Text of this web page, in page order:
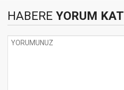
HABERE YORUM KAT